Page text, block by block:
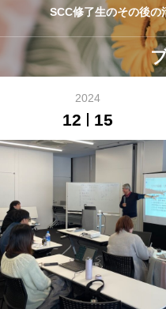
SCC修了生のその後の
2024
12 15